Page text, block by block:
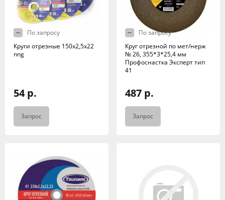
По запросу
Круги отрезные 150х2,5х22
nng
54 р.
Запрос
По запросу
Круг отрезной по мет/нерж
№ 26, 355*3*25,4 мм
Профоснастка Эксперт тип
41
487 р.
Запрос